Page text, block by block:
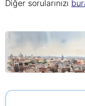
Diğer sorularınızı